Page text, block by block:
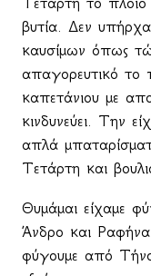
βυτία. Δεν
καυσίμων όπως
απαγορευτικό το
καπετάνιου με
κινδυνεύει. Την
απλά
Τετάρτη και
Θυμάμαι είχαμε
Άνδρο και
φύγουμε από